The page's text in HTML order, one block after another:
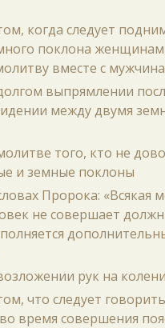
когда следует
поклона
вместе с
выпрямлении
между двумя
того, кто не
и земные поклоны
Пророка: «Всякая
не совершает
рук на колени
что следует говорить
время совершения